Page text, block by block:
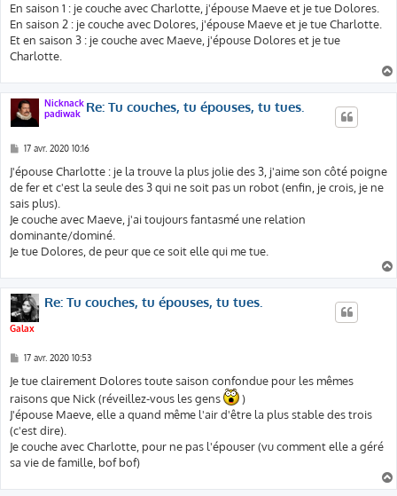
En saison 1 : je couche avec Charlotte, j'épouse Maeve et je tue Dolores.
En saison 2 : je couche avec Dolores, j'épouse Maeve et je tue Charlotte.
Et en saison 3 : je couche avec Maeve, j'épouse Dolores et je tue
Charlotte.
Nicknack
padiwak Re: Tu couches, tu épouses, tu tues.
M
s
s
a
g
e
17 avr. 2020 10:16
J'épouse Charlotte : je la trouve la plus jolie des 3, j'aime son côté poigne
de fer et c'est la seule des 3 qui ne soit pas un robot (enfin, je crois, je ne
sais plus).
Je couche avec Maeve, j'ai toujours fantasmé une relation
dominante/dominé.
Je tue Dolores, de peur que ce soit elle qui me tue.
Galax
Re: Tu couches, tu épouses, tu tues.
M
s
s
a
g
e
17 avr. 2020 10:53
Je tue clairement Dolores toute saison confondue pour les mêmes
raisons que Nick (réveillez-vous les gens
)
J'épouse Maeve, elle a quand même l'air d'être la plus stable des trois
(c'est dire).
Je couche avec Charlotte, pour ne pas l'épouser (vu comment elle a géré
sa vie de famille, bof bof)